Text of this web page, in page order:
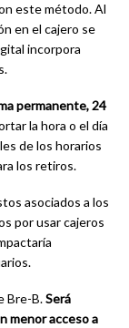
este método. Al
en el cajero se
incorpora
permanente, 24
la hora o el día
de los horarios
los retiros.
asociados a los
por usar cajeros
Bre-B.Será
menor acceso a